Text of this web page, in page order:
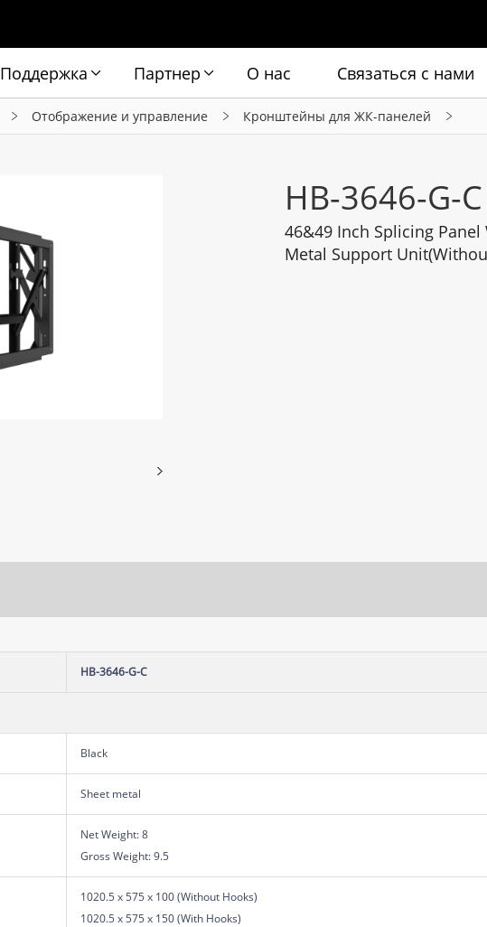
Поддержка Партнер О нас Связаться с нами
Отображение и управление Кронштейны для ЖК-панелей
HB-3646-G-C
46&49 Inch Splicing
Metal Support
HB-3646-G-C
Black
Sheet metal
Net Weight: 8
Gross Weight: 9.5
1020.5 x 575 x 100 (Without Hooks)
1020.5 x 575 x 150 (With Hooks)